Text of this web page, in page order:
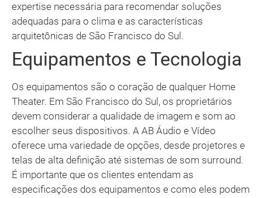
expertise necessária para recomendar soluções
adequadas para o clima e as características
arquitetônicas de São Francisco do Sul.
Equipamentos e Tecnologia
Os equipamentos são o coração de qualquer Home
Theater. Em São Francisco do Sul, os proprietários
devem considerar a qualidade de imagem e som ao
escolher seus dispositivos. A AB Áudio e Vídeo
oferece uma variedade de opções, desde projetores e
telas de alta definição até sistemas de som surround.
É importante que os clientes entendam as
especificações dos equipamentos e como eles podem